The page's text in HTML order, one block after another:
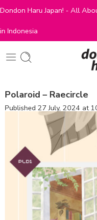
Dondon Haru Japan! - All
in Indonesia
Polaroid – Raecircle
Published 27 July, 2024 at